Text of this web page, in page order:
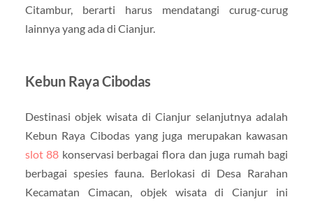
Citambur, berarti harus mendatangi curug-curug
lainnya yang ada di Cianjur.
Kebun Raya Cibodas
Destinasi objek wisata di Cianjur selanjutnya adalah
Kebun Raya Cibodas yang juga merupakan kawasan
slot 88 konservasi berbagai flora dan juga rumah bagi
berbagai spesies fauna. Berlokasi di Desa Rarahan
Kecamatan Cimacan, objek wisata di Cianjur ini